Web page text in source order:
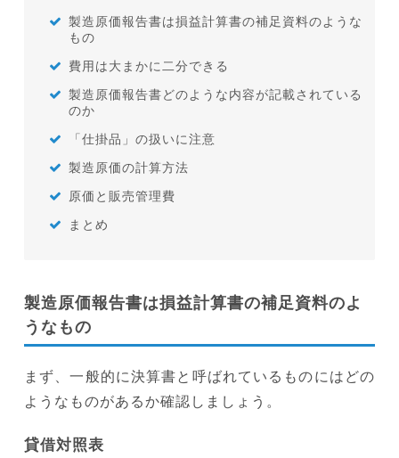
製造原価報告書は損益計算書の補足資料のような
もの
費用は大まかに二分できる
製造原価報告書どのような内容が記載されている
のか
「仕掛品」の扱いに注意
製造原価の計算方法
原価と販売管理費
まとめ
製造原価報告書は損益計算書の補足資料のよ
うなもの
まず、一般的に決算書と呼ばれているものにはどの
ようなものがあるか確認しましょう。
貸借対照表